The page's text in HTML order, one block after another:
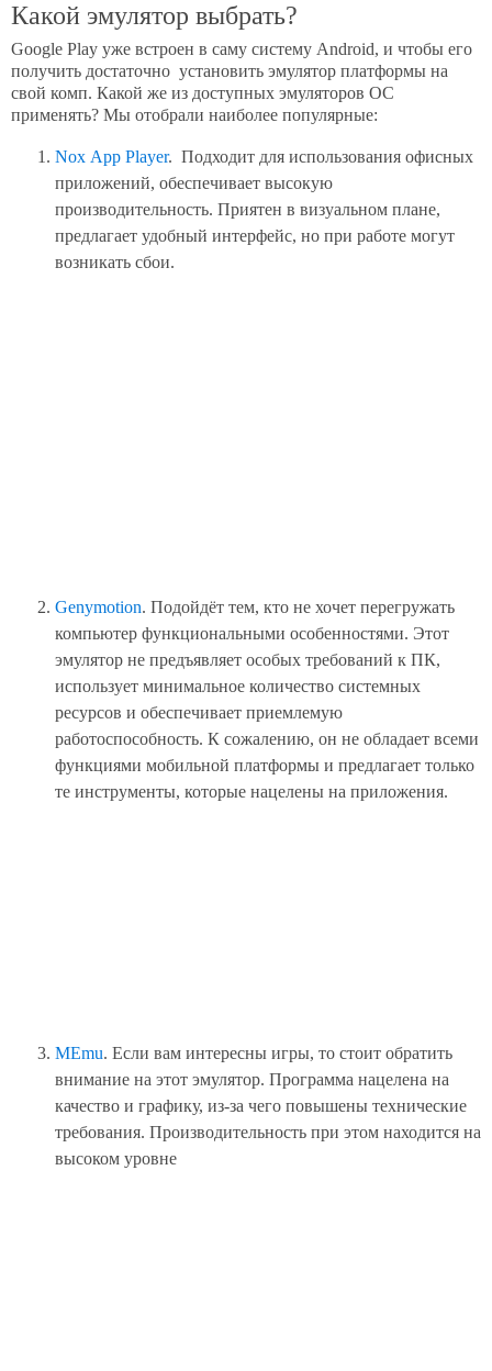
Какой эмулятор выбрать?
Google Play уже встроен в саму систему Android, и чтобы его
получить достаточно установить эмулятор платформы на
свой комп. Какой же из доступных эмуляторов ОС
применять? Мы отобрали наиболее популярные:
Nox App Player. Подходит для использования офисных
приложений, обеспечивает высокую
производительность. Приятен в визуальном плане,
предлагает удобный интерфейс, но при работе могут
возникать сбои.
Genymotion. Подойдёт тем, кто не хочет перегружать
компьютер функциональными особенностями. Этот
эмулятор не предъявляет особых требований к ПК,
использует минимальное количество системных
ресурсов и обеспечивает приемлемую
работоспособность. К сожалению, он не обладает всеми
функциями мобильной платформы и предлагает только
те инструменты, которые нацелены на приложения.
MEmu. Если вам интересны игры, то стоит обратить
внимание на этот эмулятор. Программа нацелена на
качество и графику, из-за чего повышены технические
требования. Производительность при этом находится на
высоком уровне